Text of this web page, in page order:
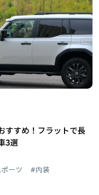
すすめ！フラットで長
3選
ーツ #内装